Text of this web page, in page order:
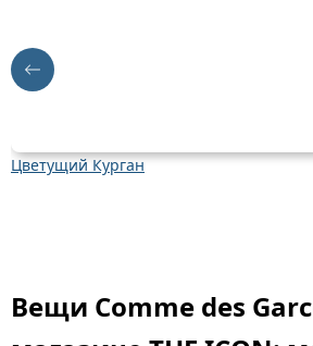
Цветущий Курган
Вещи Comme des